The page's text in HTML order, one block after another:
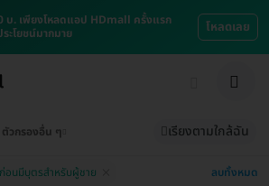
บ. เพียงโหลดแอป HDmall ครั้งแรก
ะโยชน์มากมาย
โหลดเลย
ตัวกรองอื่น ๆ เรียงตามใกล้ฉัน
อนมีบุตรสำหรับผู้ชาย ลบทั้งหมด